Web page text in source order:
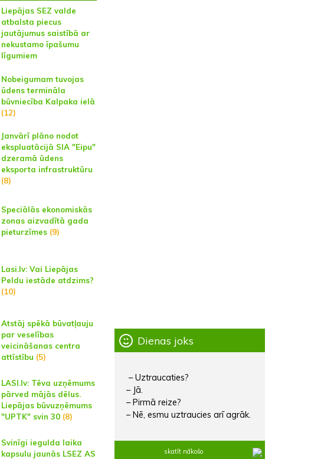
Liepājas SEZ valde
atbalsta piecus
jautājumus saistībā ar
nekustamo īpašumu
līgumiem
Nobeigumam tuvojas
ūdens termināla
būvniecība Kalpaka ielā
(12)
Janvārī plāno nodot
ekspluatācijā SIA "Eipu"
dzeramā ūdens
eksporta infrastruktūru
(8)
Speciālās ekonomiskās
zonas aizvadītā gada
pieturzīmes(9)
Lasi.lv: Vai Liepājas
Peldu iestāde atdzims?
(10)
Atstāj spēkā būvatļauju
par veselības
veicināšanas centra
attīstību (5)
LASI.lv: Tēva uzņēmums
pārved mājās dēlus.
Liepājas būvuzņēmums
"UPTK" svin 30(8)
Svinīgi iegulda laika
kapsulu jaunās LSEZ AS
Dienas joks
– Uztraucaties?
– Jā.
– Pirmā reize?
– Nē, esmu uztraucies arī agrāk.
skatīt nākošo